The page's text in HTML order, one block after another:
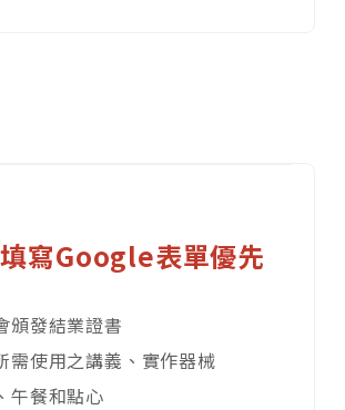
寫Google表單優先
頒發結業證書
需使用之講義、實作器械
午餐和點心​​